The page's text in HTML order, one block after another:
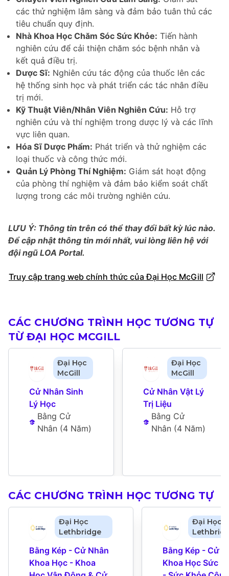
các thử nghiệm lâm sàng và đảm bảo tuân thủ các
tiêu chuẩn quy định.
Nhà Khoa Học Chăm Sóc Sức Khỏe: Tiến hành
nghiên cứu để cải thiện chăm sóc bệnh nhân và
kết quả điều trị.
Dược Sĩ: Nghiên cứu tác động của thuốc lên các
hệ thống sinh học và phát triển các tác nhân điều
trị mới.
Kỹ Thuật Viên/Nhân Viên Nghiên Cứu: Hỗ trợ
nghiên cứu và thí nghiệm trong dược lý và các lĩnh
vực liên quan.
Hóa Sĩ Dược Phẩm: Phát triển và thử nghiệm các
loại thuốc và công thức mới.
Quản Lý Phòng Thí Nghiệm: Giám sát hoạt động
của phòng thí nghiệm và đảm bảo kiểm soát chất
lượng trong các môi trường nghiên cứu.
LƯU Ý: Thông tin trên có thể thay đổi bất kỳ lúc nào.
Để cập nhật thông tin mới nhất, vui lòng liên hệ với
đội ngũ LOA Portal.
Truy cập trang web chính thức của Đại Học McGill
CÁC CHƯƠNG TRÌNH HỌC TƯƠNG TỰ
TỪ ĐẠI HỌC MCGILL
Đại Học
McGill
Cử Nhân Sinh
Lý Học
Bằng Cử
Nhân (4 Năm)
Đại Học
McGill
Cử Nhân Vật Lý
Trị Liệu
Bằng Cử
Nhân (4 Năm)
CÁC CHƯƠNG TRÌNH HỌC TƯƠNG TỰ
Đại Học
Lethbridge
Bằng Kép - Cử Nhân
Khoa Học - Khoa
Đại Học
Bằng Kép - Cử
Khoa Học Sức